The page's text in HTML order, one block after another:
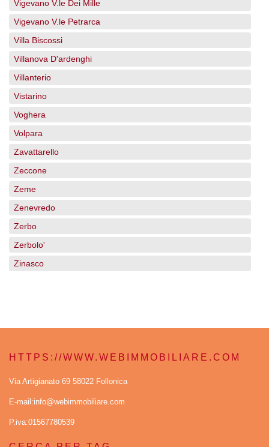
Vigevano V.le Dei Mille
Vigevano V.le Petrarca
Villa Biscossi
Villanova D'ardenghi
Villanterio
Vistarino
Voghera
Volpara
Zavattarello
Zeccone
Zeme
Zenevredo
Zerbo
Zerbolo'
Zinasco
HTTPS://WWW.WEBIMMOBILIARE.COM
Via Artigianato 69 58022 Follonica
E-mail:info@webimmobiliare.com
P.iva:01567780539